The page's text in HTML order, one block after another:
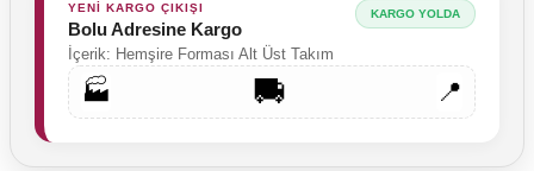
YENİ KARGO ÇIKIŞI
Bolu Adresine Kargo
İçerik: Hemşire Forması Alt Üst Takım
KARGO YOLDA
🏭 🚚 📍